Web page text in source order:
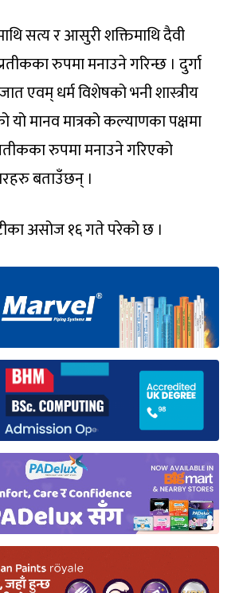
सत्य र आसुरी शक्तिमाथि दैवी
रुपमा मनाउने गरिन्छ । दुर्गा
एवम् धर्म विशेषको भनी शास्त्रीय
यो मानव मात्रको कल्याणका पक्षमा
रुपमा मनाउने गरिएको
बताउँछन् ।
असोज १६ गते परेको छ ।